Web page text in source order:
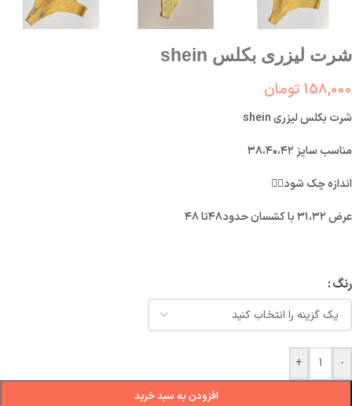
شرت لیزری بکلس shein
158,000 تومان
شرت بکلس لیزری shein
مناسب سایز ۳۸،۴۰،۴۲
اندازه چک شود👇🏻
عرض ۳۱،۳۲ با کشسان حدود۴۸تا ۴۸
رنگ
-
+
افزودن به سبد خرید